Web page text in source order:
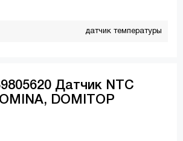
датчик температуры
Датчик NTC
DOMITOP